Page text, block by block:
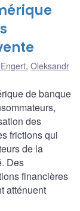
, Oleksandr
de banque
des
frictions qui
de la
Des
financières
atténuent